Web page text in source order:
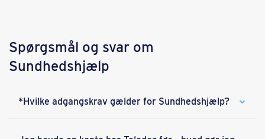
Spørgsmål og svar om
Sundhedshjælp
*Hvilke adgangskrav gælder for Sundhedshjælp?